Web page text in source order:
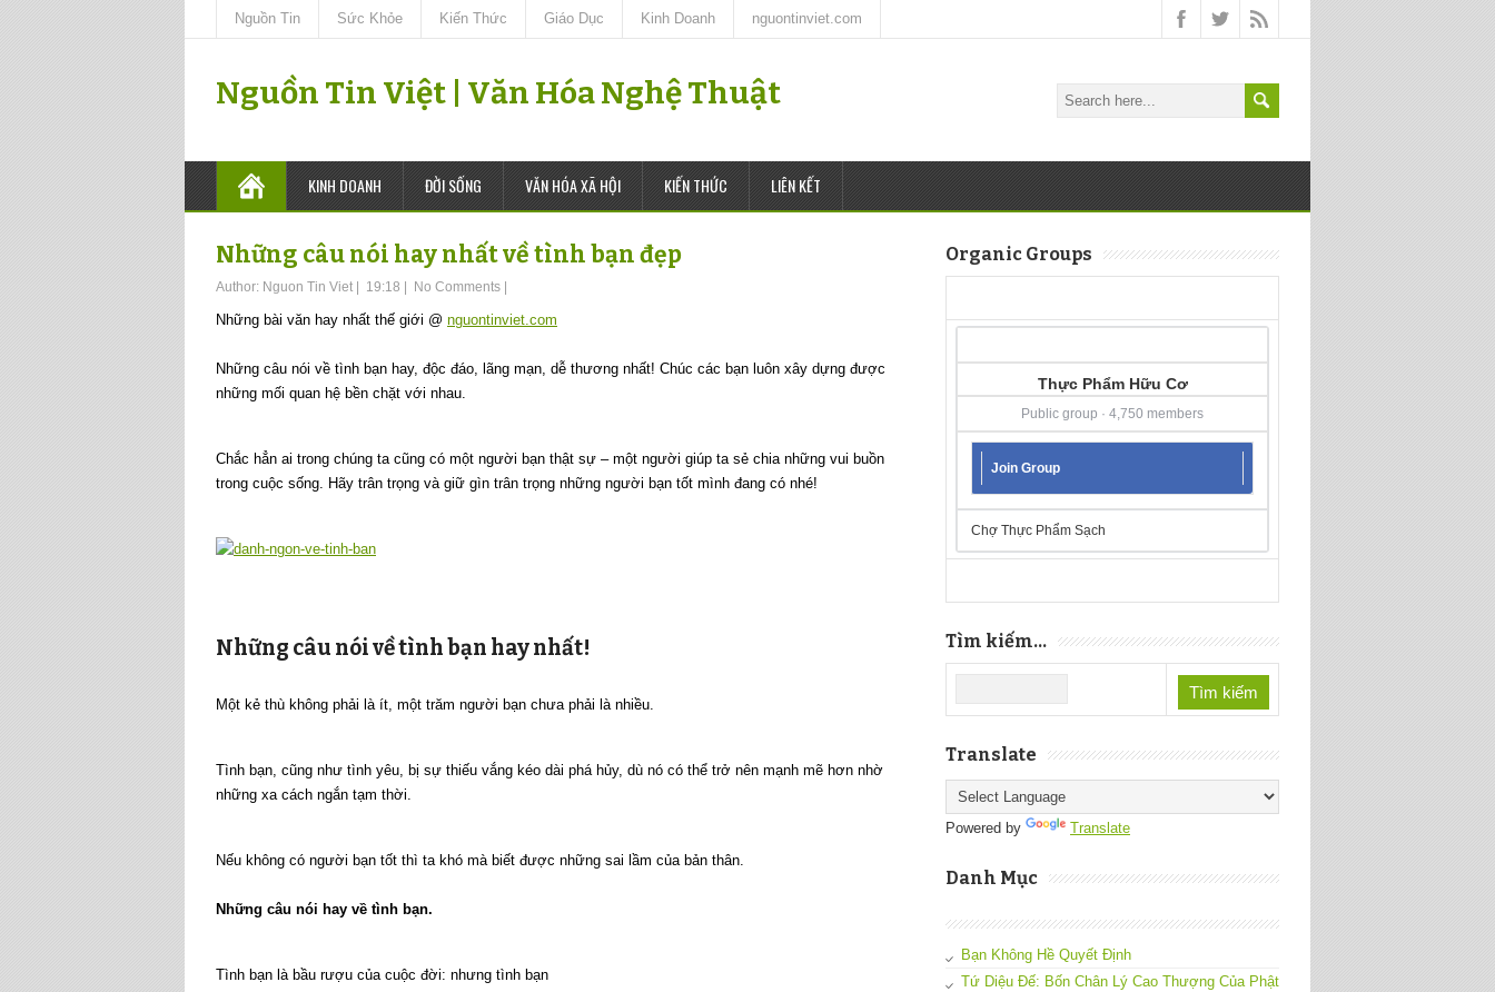
Nguồn Tin Sức Khỏe Kiến Thức Giáo Dục Kinh Doanh nguontinviet.com
Nguồn Tin Việt | Văn Hóa Nghệ Thuật
KINH DOANH ĐỜI SỐNG VĂN HÓA XÃ HỘI KIẾN THỨC LIÊN KẾT
Những câu nói hay nhất về tình bạn đẹp
Author: Nguon Tin Viet 19:18 No Comments
Những bài văn hay nhất thế giới @ nguontinviet.com
Những câu nói về tình bạn hay, độc đáo, lãng mạn, dễ thương nhất! Chúc các bạn luôn xây dựng được
những mối quan hệ bền chặt với nhau.
Chắc hẳn ai trong chúng ta cũng có một người bạn thật sự – một người giúp ta sẻ chia những vui buồn
trong cuộc sống. Hãy trân trọng và giữ gìn trân trọng những người bạn tốt mình đang có nhé!
Những câu nói về tình bạn hay nhất!
Một kẻ thù không phải là ít, một trăm người bạn chưa phải là nhiều.
Tình bạn, cũng như tình yêu, bị sự thiếu vắng kéo dài phá hủy, dù nó có thể trở nên mạnh mẽ hơn nhờ
những xa cách ngắn tạm thời.
Nếu không có người bạn tốt thì ta khó mà biết được những sai lầm của bản thân.
Những câu nói hay về tình bạn.
Tình bạn là bầu rượu của cuộc đời: nhưng tình bạn
Organic Groups
Thực Phẩm Hữu Cơ
Public group · 4,750 members
Join Group
Chợ Thực Phẩm Sạch
Tìm kiếm...
Translate
Powered by Translate
Danh Mục
Bạn Không Hề Quyết Định
Tứ Diệu Đế: Bốn Chân Lý Cao Thượng Của Phật